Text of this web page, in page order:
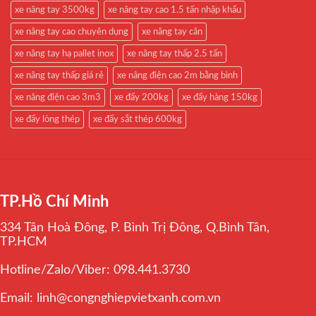
xe nâng tay 3500kg xe nâng tay cao 1.5 tấn nhập khẩu
xe nâng tay cao chuyên dụng xe nâng tay cân
xe nâng tay hạ pallet inox xe nâng tay thấp 2.5 tấn
xe nâng tay thấp giá rẻ xe nâng điện cao 2m bằng bình
xe nâng điện cao 3m3 xe đẩy 200kg xe đẩy hàng 150kg
xe đẩy lòng thép xe đẩy sắt thép 600kg
TP.Hồ Chí Minh
334 Tân Hoà Đông, P. Bình Trị Đông, Q.Bình Tân,
TP.HCM
Hotline/Zalo/Viber: 098.441.3730
Email: linh@congnghiepvietxanh.com.vn